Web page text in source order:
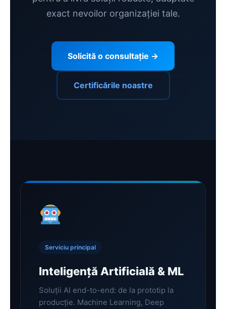
exact nevoilor organizației tale.
Solicită o consultație →
Certificările noastre
Serviciu principal
Inteligență Artificială & ML
Soluții AI end-to-end: de la prototip la
producție. Machine Learning, Deep